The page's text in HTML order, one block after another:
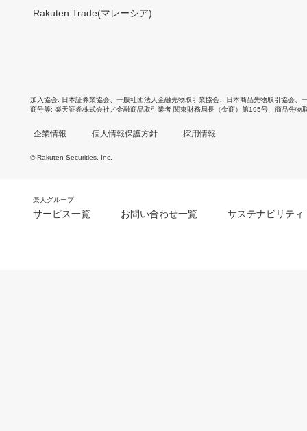
Rakuten Trade(マレーシア)
加入協会 日本証券業協会 一般社団法人金融先物取引業協会 日本商品先物取引協会
商号等 楽天証券株式会社／金融商品取引業者 関東財務局長（金商）第195号、商品先物
企業情報 個人情報保護方針 採用情報
© Rakuten Securities, Inc.
楽天グループ
サービス一覧 お問い合わせ一覧 サステナビリティ